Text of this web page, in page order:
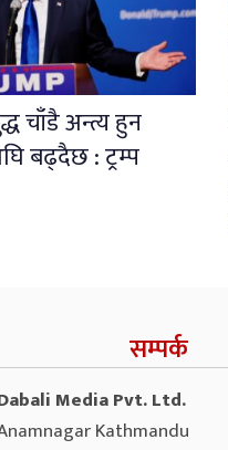
चाँडै अन्त्य हुन
बढ्दैछ : ट्रम्प
सम्पर्क
Media Pvt. Ltd.
Kathmandu